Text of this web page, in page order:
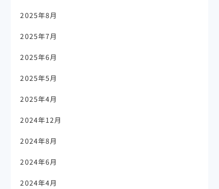
2025年8月
2025年7月
2025年6月
2025年5月
2025年4月
2024年12月
2024年8月
2024年6月
2024年4月